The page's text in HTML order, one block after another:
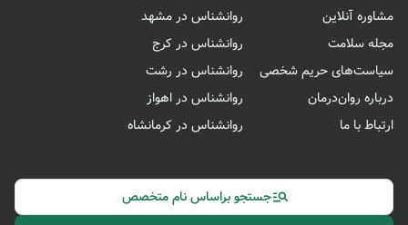
مشاوره آنلاین
مجله سلامت
سیاست‌های حریم شخصی
درباره روان‌درمان
ارتباط با ما
روانشناس در مشهد
روانشناس در کرج
روانشناس در رشت
روانشناس در اهواز
روانشناس در کرمانشاه
جستجو براساس نام متخصص